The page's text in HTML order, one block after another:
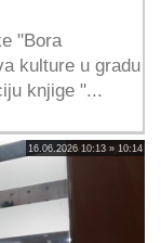
"Bora
kulture u gradu
knjige "...
16.06.2026 10:13 » 10:14